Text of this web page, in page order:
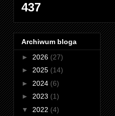
437
Archiwum bloga
► 2026 (27)
► 2025 (14)
► 2024 (6)
► 2023 (1)
▼ 2022 (4)